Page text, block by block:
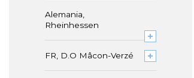
Alemania,
Rheinhessen
FR, D.O Mâcon-Verzé